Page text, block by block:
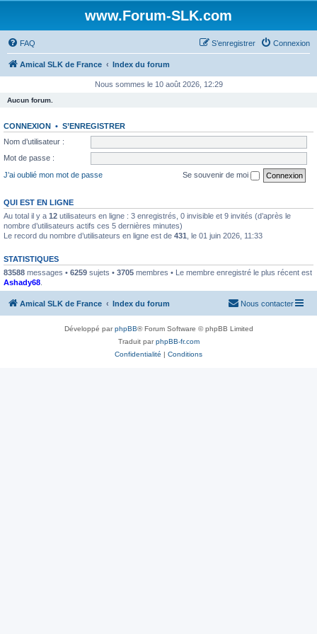
www.Forum-SLK.com
FAQ Connexion
S’enregistrer
Amical SLK de France Index du forum
Nous sommes le 10 août 2026, 12:29
Aucun forum.
CONNEXION • S’ENREGISTRER
Nom d’utilisateur :
Mot de passe :
J’ai oublié mon mot de passe
Se souvenir de moi
QUI EST EN LIGNE
Au total il y a 12 utilisateurs en ligne : 3 enregistrés, 0 invisible et 9 invités (d’après le
nombre d’utilisateurs actifs ces 5 dernières minutes)
Le record du nombre d’utilisateurs en ligne est de 431 , le 01 juin 2026, 11:33
STATISTIQUES
83588 messages • 6259 sujets • 3705 membres • Le membre enregistré le plus récent est
Ashady68
Amical SLK de France Index du forum Nous contacter
Développé parphpBB® Forum Software © phpBB Limited
Traduit parphpBB-fr.com
Confidentialité | Conditions